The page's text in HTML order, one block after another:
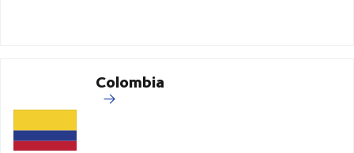
Colombia